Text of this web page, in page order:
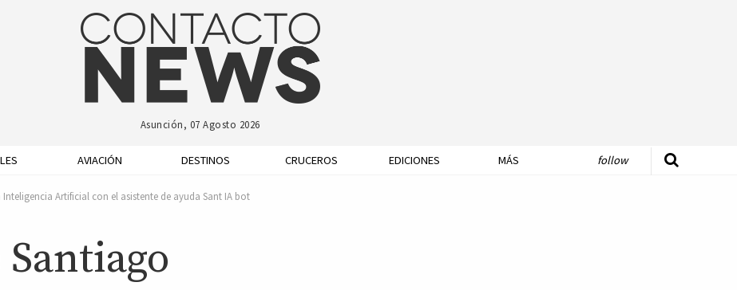
Asunción, 07 Agosto 2026
AVIACIÓN DESTINOS CRUCEROS EDICIONES MÁS follow
Artificial con el asistente de ayuda Sant IA bot